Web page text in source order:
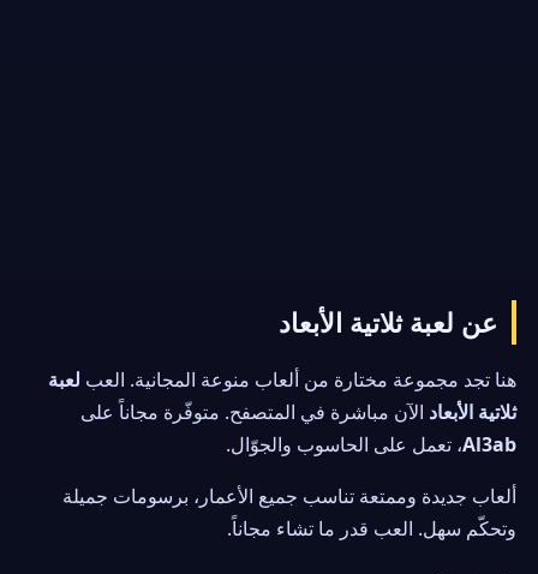
عن لعبة ثلاتية الأبعاد
هنا تجد مجموعة مختارة من ألعاب منوعة المجانية. العب لعبة
ثلاتية الأبعاد الآن مباشرة في المتصفح. متوفّرة مجاناً على
Al3ab، تعمل على الحاسوب والجوّال.
ألعاب جديدة وممتعة تناسب جميع الأعمار، برسومات جميلة
وتحكّم سهل. العب قدر ما تشاء مجاناً.